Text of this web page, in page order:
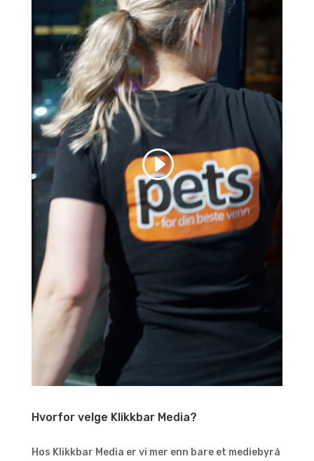
Hvorfor velge Klikkbar Media?
Hos Klikkbar Media er vi mer enn bare et mediebyrå